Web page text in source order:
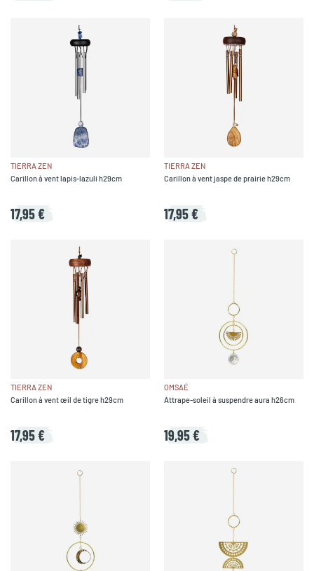
TIERRA ZEN
Carillon à vent lapis-lazuli h29cm
17,95 €
TIERRA ZEN
Carillon à vent jaspe de prairie h29cm
17,95 €
TIERRA ZEN
Carillon à vent œil de tigre h29cm
17,95 €
OMSAÉ
Attrape-soleil à suspendre aura h26cm
19,95 €